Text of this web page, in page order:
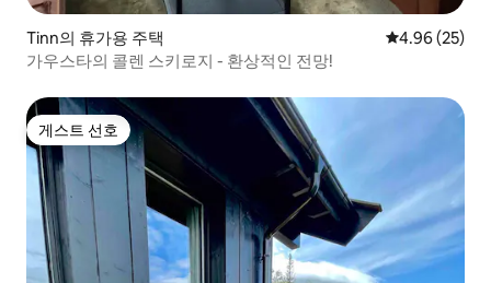
Tinn의 휴가용 주택 평점 4.96점(5
4.96 (25)
가우스타의 콜렌 스키로지 - 환상적인 전망!
게스트 선호
게스트 선호